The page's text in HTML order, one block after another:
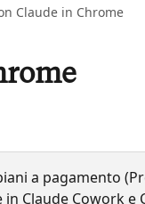
Claude in Chrome
a pagamento
Claude Cowork e